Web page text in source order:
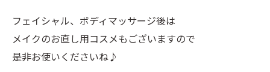
フェイシャル、ボディマッサージ後は
メイクのお直し用コスメもございますので
是非お使いくださいね♪